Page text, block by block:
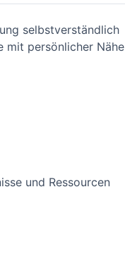
selbstverständlich
mit persönlicher Nähe
und Ressourcen